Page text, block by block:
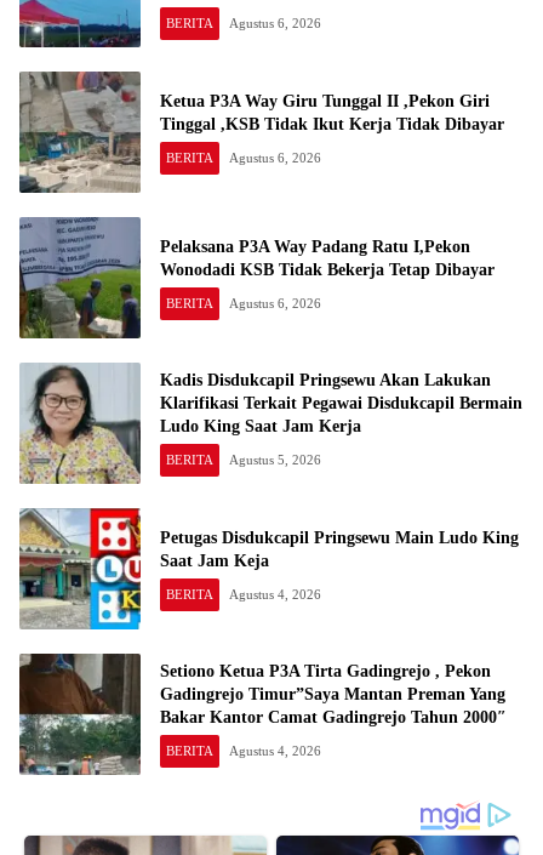
BERITA Agustus 6, 2026
Ketua P3A Way Giru Tunggal II ,Pekon Giri
Tinggal ,KSB Tidak Ikut Kerja Tidak Dibayar
BERITA Agustus 6, 2026
Pelaksana P3A Way Padang Ratu I,Pekon
Wonodadi KSB Tidak Bekerja Tetap Dibayar
BERITA Agustus 6, 2026
Kadis Disdukcapil Pringsewu Akan Lakukan
Klarifikasi Terkait Pegawai Disdukcapil Bermain
Ludo King Saat Jam Kerja
BERITA Agustus 5, 2026
Petugas Disdukcapil Pringsewu Main Ludo King
Saat Jam Keja
BERITA Agustus 4, 2026
Setiono Ketua P3A Tirta Gadingrejo , Pekon
Gadingrejo Timur”Saya Mantan Preman Yang
Bakar Kantor Camat Gadingrejo Tahun 2000″
BERITA Agustus 4, 2026